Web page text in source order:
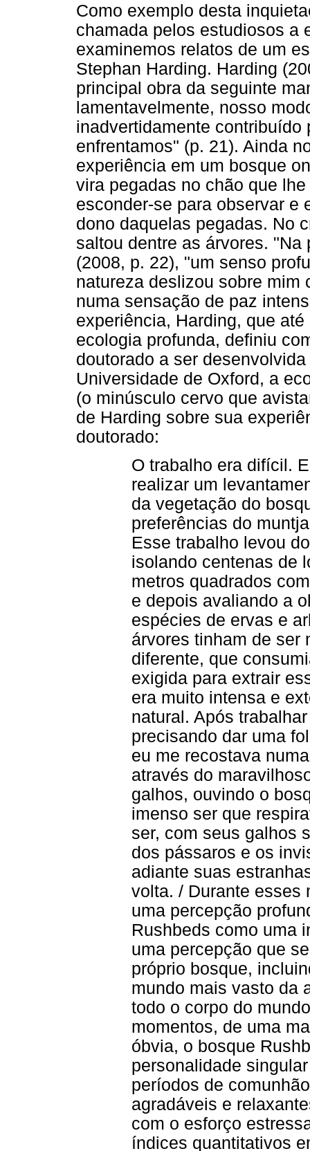
Como exemplo desta
chamada pelos estudiosos a
examinemos relatos de um
Stephan Harding. Harding
principal obra da seguinte
lamentavelmente, nosso
inadvertidamente
enfrentamos" (p. 21). Ainda
experiência em um bosque
vira pegadas no chão que
esconder-se para observar e
dono daquelas pegadas. No
saltou dentre as árvores.
(2008, p. 22), "um senso
natureza deslizou sobre mim
numa sensação de paz
experiência, Harding, que
ecologia profunda, definiu
doutorado a ser
Universidade de Oxford, a
(o minúsculo cervo que
de Harding sobre sua
doutorado:
O trabalho era difícil.
realizar um
da vegetação do
preferências do
Esse trabalho levou
isolando centenas de
metros quadrados
e depois avaliando a
espécies de ervas e
árvores tinham de ser
diferente, que
exigida para extrair
era muito intensa e
natural. Após
precisando dar uma
eu me recostava
através do
galhos, ouvindo o
imenso ser que
ser, com seus galhos
dos pássaros e os
adiante suas
volta. / Durante esses
uma percepção
Rushbeds como uma
uma percepção que
próprio bosque,
mundo mais vasto da
todo o corpo do
momentos, de uma
óbvia, o bosque
personalidade
períodos de
agradáveis e
com o esforço
índices quantitativos